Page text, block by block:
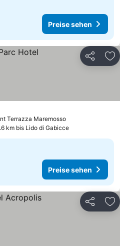
Preise sehen
Teilen
Terrazza MaremossoPreise sehen
km bis Lido di Gabicce
Preise sehen
Teilen